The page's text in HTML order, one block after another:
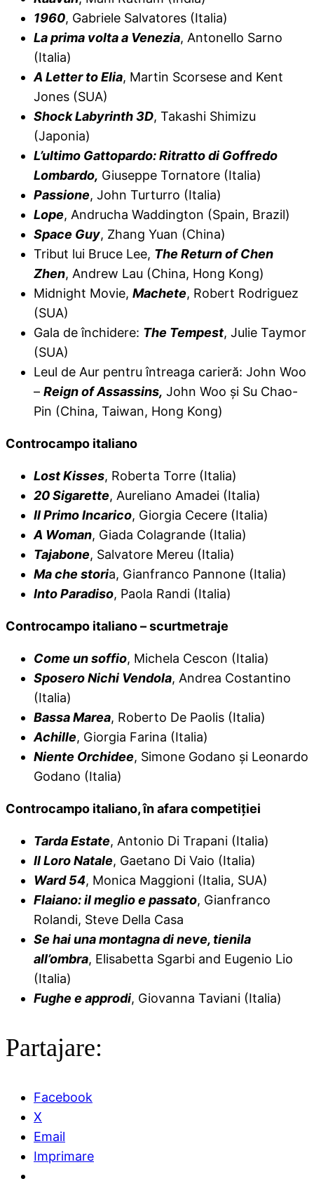
1960, Gabriele Salvatores (Italia)
La prima volta a Venezia, Antonello Sarno
(Italia)
A Letter to Elia, Martin Scorsese and Kent
Jones (SUA)
Shock Labyrinth 3D, Takashi Shimizu
(Japonia)
L’ultimo Gattopardo: Ritratto di Goffredo
Lombardo, Giuseppe Tornatore (Italia)
Passione, John Turturro (Italia)
Lope, Andrucha Waddington (Spain, Brazil)
Space Guy, Zhang Yuan (China)
Tribut lui Bruce Lee, The Return of Chen
Zhen, Andrew Lau (China, Hong Kong)
Midnight Movie, Machete, Robert Rodriguez
(SUA)
Gala de închidere: The Tempest, Julie Taymor
(SUA)
Leul de Aur pentru întreaga carieră: John Woo
– Reign of Assassins, John Woo şi Su Chao-
Pin (China, Taiwan, Hong Kong)
Controcampo italiano
Lost Kisses, Roberta Torre (Italia)
20 Sigarette, Aureliano Amadei (Italia)
Il Primo Incarico, Giorgia Cecere (Italia)
A Woman, Giada Colagrande (Italia)
Tajabone, Salvatore Mereu (Italia)
Ma che storia, Gianfranco Pannone (Italia)
Into Paradiso, Paola Randi (Italia)
Controcampo italiano – scurtmetraje
Come un soffio, Michela Cescon (Italia)
Sposero Nichi Vendola, Andrea Costantino
(Italia)
Bassa Marea, Roberto De Paolis (Italia)
Achille, Giorgia Farina (Italia)
Niente Orchidee, Simone Godano şi Leonardo
Godano (Italia)
Controcampo italiano, în afara competiţiei
Tarda Estate, Antonio Di Trapani (Italia)
Il Loro Natale, Gaetano Di Vaio (Italia)
Ward 54, Monica Maggioni (Italia, SUA)
Flaiano: il meglio e passato, Gianfranco
Rolandi, Steve Della Casa
Se hai una montagna di neve, tienila
all’ombra, Elisabetta Sgarbi and Eugenio Lio
(Italia)
Fughe e approdi, Giovanna Taviani (Italia)
Partajare:
Facebook
X
Email
Imprimare